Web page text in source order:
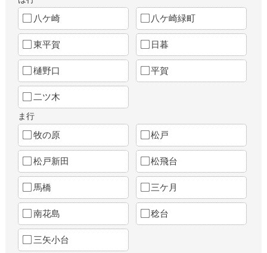
八ケ崎 八ケ崎緑町
東平賀 日暮
樋野口 平賀
二ツ木
ま行
牧の原 松戸
松戸新田 松飛台
馬橋 三ケ月
南花島 稔台
三矢小台